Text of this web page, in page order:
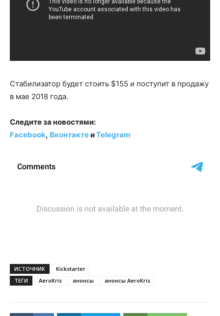
Стабилизатор будет стоить $155 и поступит в продажу
в мае 2018 года.
Следите за новостями:
Facebook, ВконтактеиTelegram
ИСТОЧНИК
Kickstarter
ТЕГИ
AeroKris анонсы анонсы AeroKris